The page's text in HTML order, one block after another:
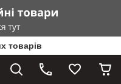
товарів